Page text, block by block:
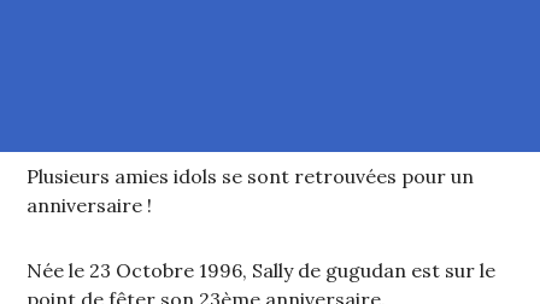
Plusieurs amies idols se sont retrouvées pour un
anniversaire !
Née le 23 Octobre 1996, Sally de gugudan est sur le